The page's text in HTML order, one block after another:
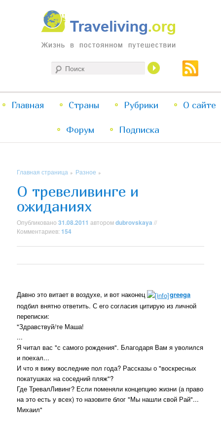
Traveliving
Жизнь в постоянном путешествии
меню
Перейти
к
Перейти
к
Главная Страны Рубрики О сайте
Форум Подписка
Главная страница » Разное »
О тревеливинге и
ожиданиях
Опубликовано31.08.2011 авторомdubrovskaya //
Комментариев: 154
Давно это витает в воздухе, и вот наконец
greega
подбил внятно ответить. С его согласия цитирую из личной
переписки:
"Здравствуй/те Маша!
...
Я читал вас "с самого рождения". Благодаря Вам я уволился
и поехал...
И что я вижу воследние пол года? Рассказы о "воскресных
покатушках на соседний пляж"?
Где ТревалЛивинг? Если поменяли концепцию жизни (а право
на это есть у всех) то назовите блог "Мы нашли свой Рай"...
Михаил"